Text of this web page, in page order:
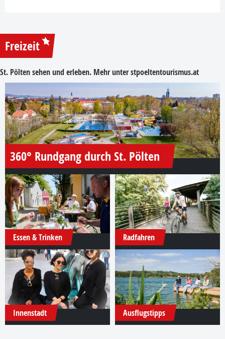
Freizeit
St. Pölten sehen und erleben. Mehr unterstpoeltentourismus.at
360° Rundgang durch St. Pölten
Essen & Trinken Radfahren
Innenstadt Ausflugstipps